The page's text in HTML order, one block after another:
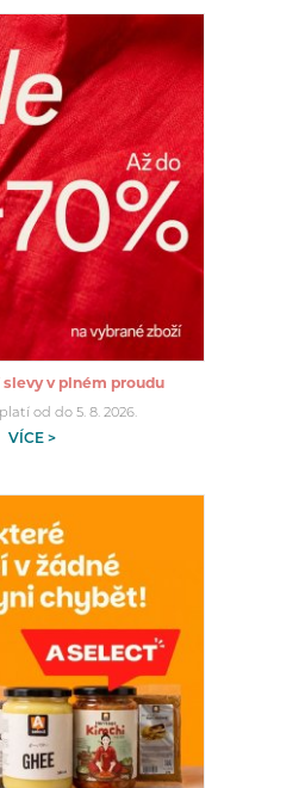
slevy v plném proudu
od do 5. 8. 2026.
VÍCE >